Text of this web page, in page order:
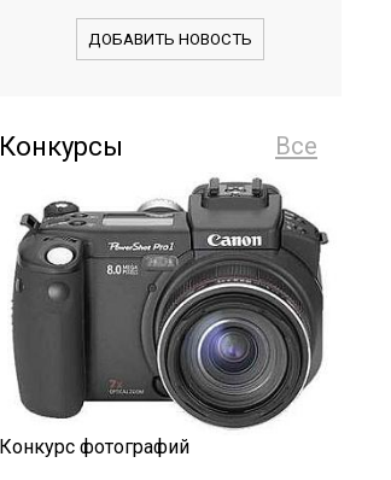
ДОБАВИТЬ НОВОСТЬ
Все
Конкурсы
Конкурс фотографий